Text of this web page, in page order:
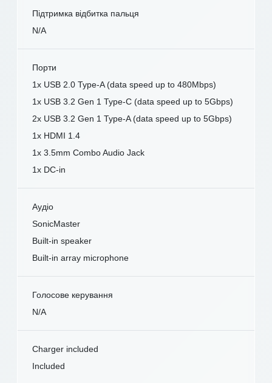
Підтримка відбитка пальця
N/A
Порти
1x USB 2.0 Type-A (data speed up to 480Mbps)
1x USB 3.2 Gen 1 Type-C (data speed up to 5Gbps)
2x USB 3.2 Gen 1 Type-A (data speed up to 5Gbps)
1x HDMI 1.4
1x 3.5mm Combo Audio Jack
1x DC-in
Аудіо
SonicMaster
Built-in speaker
Built-in array microphone
Голосове керування
N/A
Charger included
Included